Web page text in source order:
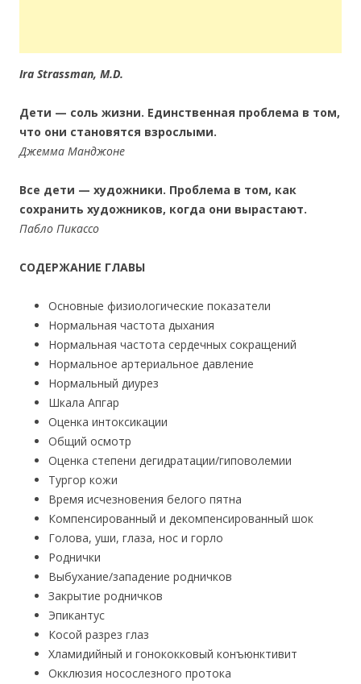
Ira Strassman, M.D.
Дети — соль жизни. Единственная проблема в том,
что они становятся взрослыми.
Джемма Манджоне
Все дети — художники. Проблема в том, как
сохранить художников, когда они вырастают.
Пабло Пикассо
СОДЕРЖАНИЕ ГЛАВЫ
Основные физиологические показатели
Нормальная частота дыхания
Нормальная частота сердечных сокращений
Нормальное артериальное давление
Нормальный диурез
Шкала Апгар
Оценка интоксикации
Общий осмотр
Оценка степени дегидратации/гиповолемии
Тургор кожи
Время исчезновения белого пятна
Компенсированный и декомпенсированный шок
Голова, уши, глаза, нос и горло
Роднички
Выбухание/западение родничков
Закрытие родничков
Эпикантус
Косой разрез глаз
Хламидийный и гонококковый конъюнктивит
Окклюзия носослезного протока